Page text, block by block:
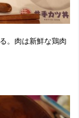
。肉は新鮮な鶏肉